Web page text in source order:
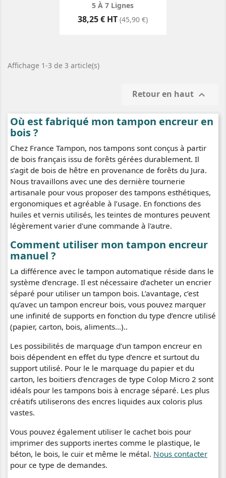
5 À 7 Lignes
Prix
38,25 € HT (45,90 €)
Affichage 1-3 de 3 article(s)
Retour en haut 
Où est fabriqué mon tampon encreur en
bois ?
Chez France Tampon, nos tampons sont conçus à partir
de bois français issu de forêts gérées durablement. Il
s’agit de bois de hêtre en provenance de forêts du Jura.
Nous travaillons avec une des dernière tournerie
artisanale pour vous proposer des tampons esthétiques,
ergonomiques et agréable à l’usage. En fonctions des
huiles et vernis utilisés, les teintes de montures peuvent
légèrement varier d'une commande à l'autre.
Comment utiliser mon tampon encreur
manuel ?
La différence avec le tampon automatique réside dans le
système d’encrage. Il est nécessaire d’acheter un encrier
séparé pour utiliser un tampon bois. L’avantage, c’est
qu’avec un tampon encreur bois, vous pouvez marquer
une infinité de supports en fonction du type d’encre utilisé
(papier, carton, bois, aliments…)..
Les possibilités de marquage d’un tampon encreur en
bois dépendent en effet du type d’encre et surtout du
support utilisé. Pour le le marquage du papier et du
carton, les boitiers d’encrages de type Colop Micro 2 sont
idéals pour les tampons bois à encrage séparé. Les plus
créatifs utiliserons des encres liquides aux coloris plus
vastes.
Vous pouvez également utiliser le cachet bois pour
imprimer des supports inertes comme le plastique, le
béton, le bois, le cuir et même le métal. Nous contacter
pour ce type de demandes.